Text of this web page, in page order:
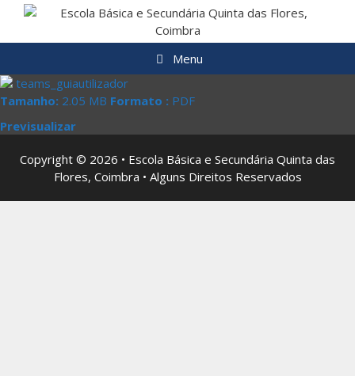
Saltar
o
Menu
teams_guiautilizador
Tamanho: 2.05 MB Formato : PDF
Previsualizar
Copyright © 2026 • Escola Básica e Secundária Quinta das
Flores, Coimbra • Alguns Direitos Reservados